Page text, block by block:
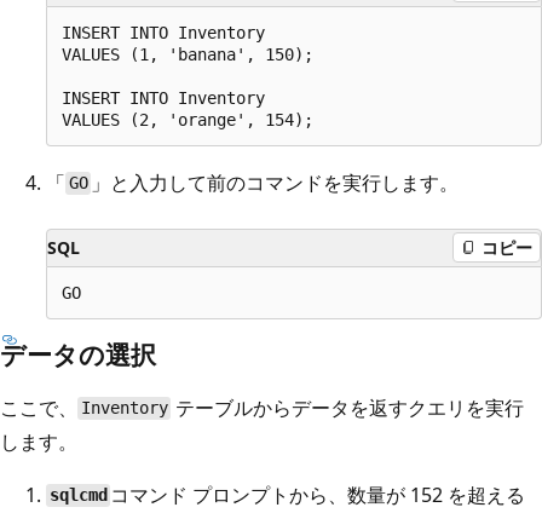
INSERT INTO Inventory
VALUES (1, 'banana', 150);
INSERT INTO Inventory
「 GO 」と入力して前のコマンドを実行します。
SQL コピー
データの選択
ここで、 Inventory テーブルからデータを返すクエリを実行
します。
sqlcmd コマンド プロンプトから、数量が 152 を超える